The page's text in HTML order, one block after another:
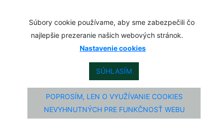
Súbory cookie používame, aby sme zabezpečili čo
najlepšie prezeranie našich webových stránok.
Nastavenie cookies
SÚHLASÍM
POPROSÍM, LEN O VYUŽÍVANIE COOKIES
NEVYHNUTNÝCH PRE FUNKČNOSŤ WEBU